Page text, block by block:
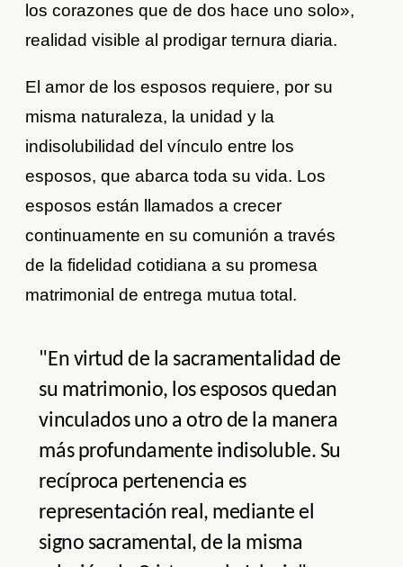
los corazones que de dos hace uno solo»,
realidad visible al prodigar ternura diaria.
El amor de los esposos requiere, por su
misma naturaleza, la unidad y la
indisolubilidad del vínculo entre los
esposos, que abarca toda su vida. Los
esposos están llamados a crecer
continuamente en su comunión a través
de la fidelidad cotidiana a su promesa
matrimonial de entrega mutua total.
"En virtud de la sacramentalidad de
su matrimonio, los esposos quedan
vinculados uno a otro de la manera
más profundamente indisoluble. Su
recíproca pertenencia es
representación real, mediante el
signo sacramental, de la misma